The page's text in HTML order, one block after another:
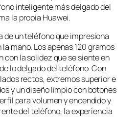
inteligente más delgado del
la propia Huawei.
de un teléfono que impresiona
mano. Los apenas 120 gramos
con la solidez que se siente en
lo delgado del teléfono. Con
rectos, extremos superior e
y un diseño limpio con botones
para volumen y encendido y
del teléfono, la experiencia